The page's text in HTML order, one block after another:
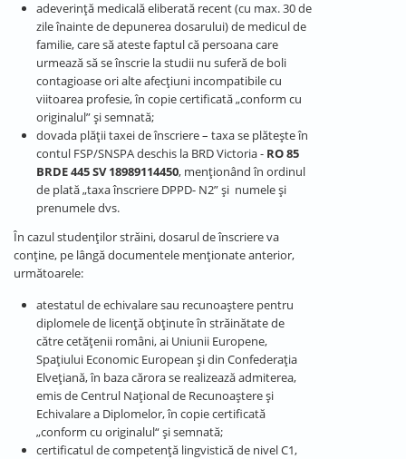
adeverință medicală eliberată recent (cu max. 30 de
zile înainte de depunerea dosarului) de medicul de
familie, care să ateste faptul că persoana care
urmează să se înscrie la studii nu suferă de boli
contagioase ori alte afecţiuni incompatibile cu
viitoarea profesie, în copie certificată „conform cu
originalul” și semnată;
dovada plății taxei de înscriere – taxa se plătește în
contul FSP/SNSPA deschis la BRD Victoria - RO 85
BRDE 445 SV 18989114450, menționând în ordinul
de plată „taxa înscriere DPPD- N2” și numele și
prenumele dvs.
În cazul studenților străini, dosarul de înscriere va
conține, pe lângă documentele menționate anterior,
următoarele:
atestatul de echivalare sau recunoaştere pentru
diplomele de licenţă obţinute în străinătate de
către cetăţenii români, ai Uniunii Europene,
Spaţiului Economic European şi din Confederaţia
Elveţiană, în baza cărora se realizează admiterea,
emis de Centrul Naţional de Recunoaştere şi
Echivalare a Diplomelor, în copie certificată
„conform cu originalul“ și semnată;
certificatul de competenţă lingvistică de nivel C1,